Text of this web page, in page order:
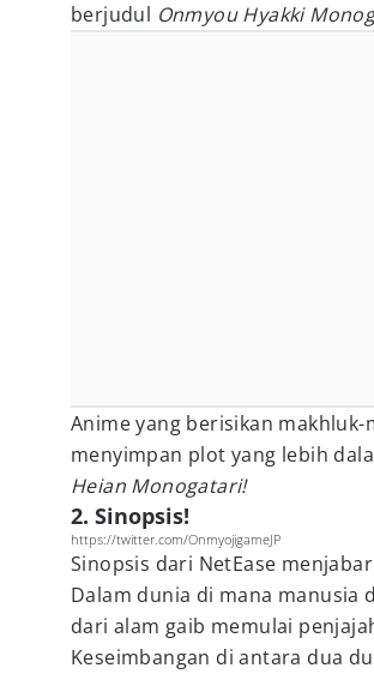
berjudul Onmyou Hyakki
Anime yang berisikan
menyimpan plot yang lebih
Heian Monogatari!
2. Sinopsis!
https://twitter.com/OnmyojigameJP
Sinopsis dari NetEase
Dalam dunia di mana manusia
dari alam gaib memulai
Keseimbangan di antara dua